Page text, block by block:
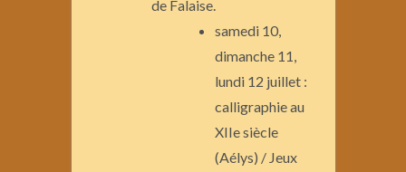
de Falaise.
samedi 10,
dimanche 11,
lundi 12 juillet :
calligraphie au
XIIe siècle
(Aélys) / Jeux